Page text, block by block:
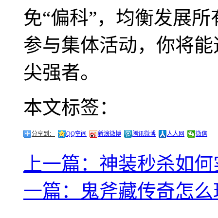
免“偏科”，均衡发展
参与集体活动，你将
尖强者。
本文标签：
分享到： QQ空间 新浪微博 腾讯微博 人人网 微信
上一篇：神装秒杀如
一篇：鬼斧藏传奇怎